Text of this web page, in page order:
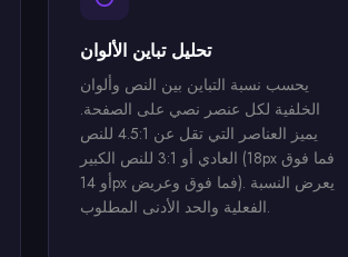
تحليل تباين الألوان
يحسب نسبة التباين بين النص وألوان
الخلفية لكل عنصر نصي على الصفحة.
يميز العناصر التي تقل عن 4.5:1 للنص
العادي أو 3:1 للنص الكبير (18px فما فوق
أو 14px فما فوق وعريض). يعرض النسبة
الفعلية والحد الأدنى المطلوب.